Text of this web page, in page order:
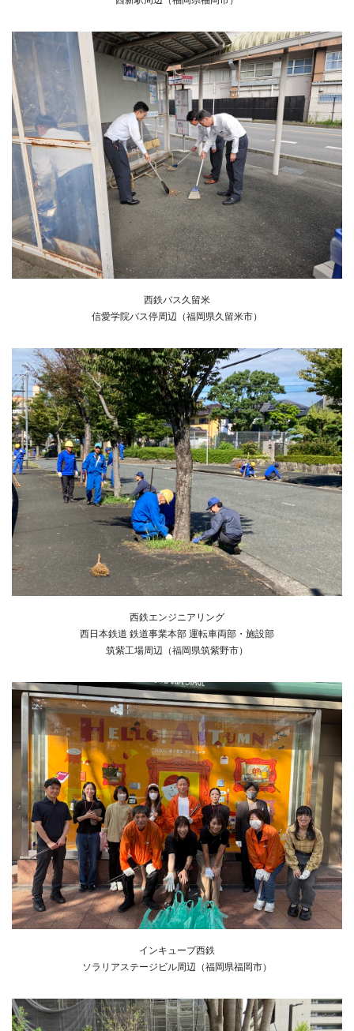
西鉄バス久留米
信愛学院バス停周辺（福岡県久留米市）
西鉄エンジニアリング
西日本鉄道 鉄道事業本部 運転車両部・施設部
筑紫工場周辺（福岡県筑紫野市）
インキューブ西鉄
ソラリアステージビル周辺（福岡県福岡市）